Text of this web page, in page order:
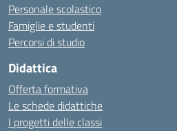
Personale scolastico
Famiglie e studenti
Percorsi di studio
Didattica
Offerta formativa
Le schede didattiche
I progetti delle classi